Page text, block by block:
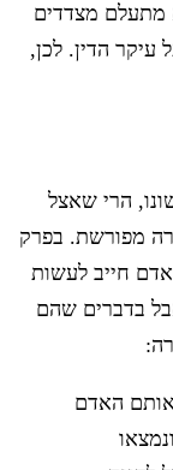
מתעלם מצדדים
הדין. לכן,
הרי שאצל
מפורשת. בפרק
חייב לעשות
בדברים שהם
האדם